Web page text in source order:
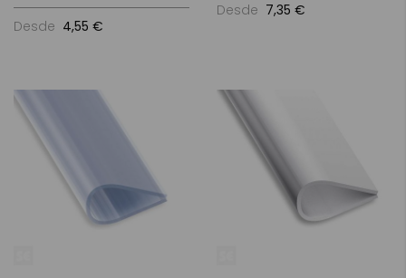
Desde 4,55 €
Desde 7,35 €